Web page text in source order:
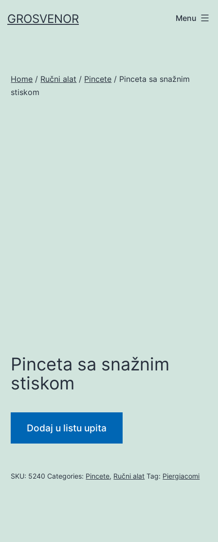
toGROSVENOR Menu
Home / Ručni alat / Pincete / Pinceta sa snažnim
stiskom
Pinceta sa snažnim
stiskom
Dodaj u listu upita
SKU: 5240 Categories: Pincete, Ručni alat Tag: Piergiacomi